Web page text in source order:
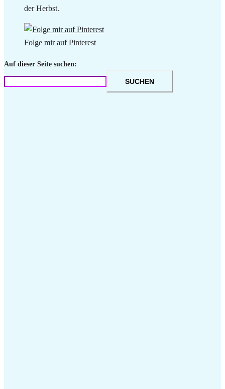
der Herbst.
Folge mir auf Pinterest
Auf dieser Seite suchen:
SUCHEN